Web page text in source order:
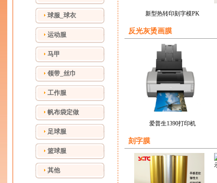
球服_球衣
运动服
马甲
领带_丝巾
工作服
帆布袋定做
足球服
篮球服
其他
新型热转印刻字模PK
反光灰烫画膜
爱普生1390打印机
刻字膜